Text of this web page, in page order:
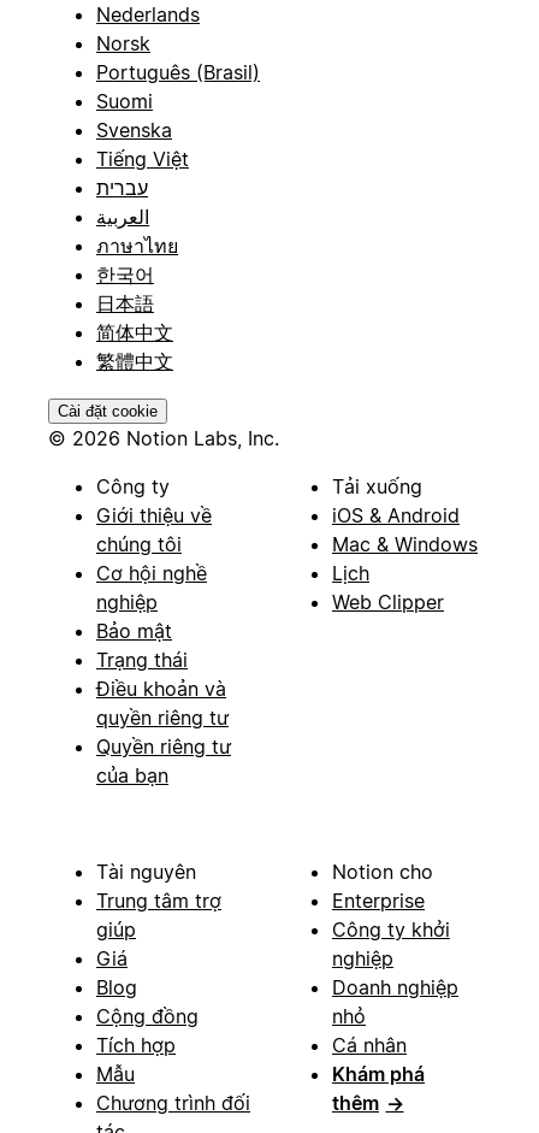
Nederlands
Norsk
Português (Brasil)
Suomi
Svenska
Tiếng Việt
עברית
العربية
ภาษาไทย
한국어
日本語
简体中文
繁體中文
Cài đặt cookie
© 2026 Notion Labs, Inc.
Công ty
Giới thiệu về
chúng tôi
Cơ hội nghề
nghiệp
Bảo mật
Trạng thái
Điều khoản và
quyền riêng tư
Quyền riêng tư
của bạn
Tải xuống
iOS & Android
Mac & Windows
Lịch
Web Clipper
Tài nguyên
Trung tâm trợ
giúp
Giá
Blog
Cộng đồng
Tích hợp
Mẫu
Chương trình đối
Notion cho
Enterprise
Công ty khởi
nghiệp
Doanh nghiệp
nhỏ
Cá nhân
Khám phá
thêm →